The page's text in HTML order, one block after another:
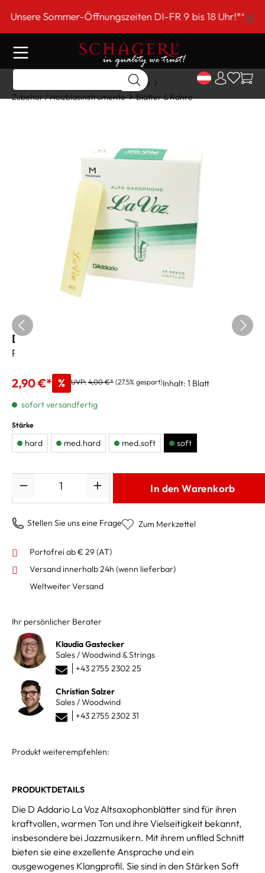
springen
Sommer-Öffnungszeiten DI-FR 9 bis 18 Uhr!***
Home
Holzblasinstrumente
Zubehör / Holzblasinstrumente
Blätter & Rohre
D Addario La Voz Altsaxblätter - soft
Preis pro Blatt
2,90 €* % UVP: 4,00 €* (27.5% gespart)Inhalt: 1 Blatt
sofort versandfertig
Stärke
hard med.hard med.soft soft
In den Warenkorb
Stellen Sie uns eine Frage Zum Merkzettel
Portofrei ab € 29 (AT)
Versand innerhalb 24h (wenn lieferbar)
Weltweiter Versand
Ihr persönlicher Berater
Klaudia Gastecker
Sales / Woodwind & Strings
+43 2755 2302 25
Christian Salzer
Sales / Woodwind
+43 2755 2302 31
Produkt weiterempfehlen:
PRODUKTDETAILS
Die D Addario La Voz Altsaxophonblätter sind für ihren
kraftvollen, warmen Ton und ihre Vielseitigkeit bekannt,
insbesondere bei Jazzmusikern. Mit ihrem unfiled Schnitt
bieten sie eine exzellente Ansprache und ein
ausgewogenes Klangprofil. Sie sind in den Stärken Soft